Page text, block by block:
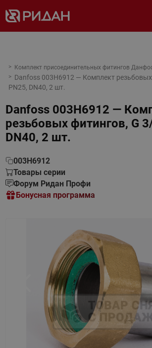
Комплект присоединительных фитингов
Danfoss 003H6912 — Комплект
PN25, DN40, 2 шт.
Danfoss 003H6912 —
резьбовых фитингов, G
DN40, 2 шт.
003H6912
Товары серии
Форум Ридан Профи
Бонусная программа